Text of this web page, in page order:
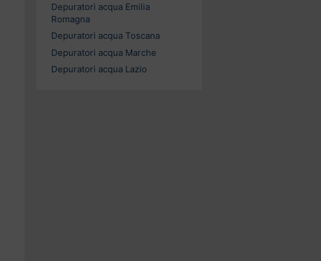
Depuratori acqua Emilia
Romagna
Depuratori acqua Toscana
Depuratori acqua Marche
Depuratori acqua Lazio